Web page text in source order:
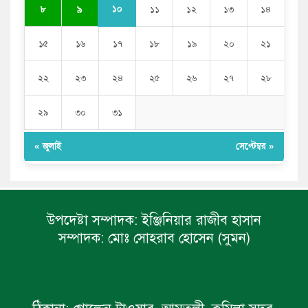
৮ ৯ ১০ ১১ ১২ ১৩ ১৪
১৫ ১৬ ১৭ ১৮ ১৯ ২০ ২১
২২ ২৩ ২৪ ২৫ ২৬ ২৭ ২৮
২৯ ৩০ ৩১
« জুলাই সেপ্টেম্বর »
উপদেষ্টা সম্পাদক: ইঞ্জিনিয়ার রাজীব হাসান
সম্পাদক: মোঃ সোহরাব হোসেন (সুমন)